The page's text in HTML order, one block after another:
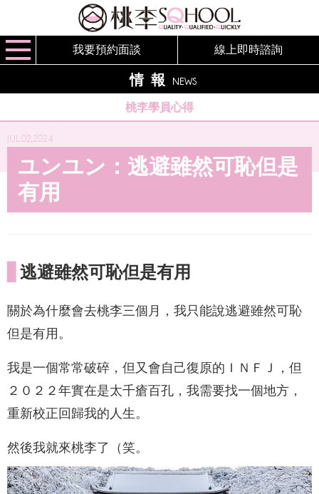
我要預約面談 線上即時諮詢
情報 NEWS
桃李學員心得
JUL.02,2024
ユンユン：逃避雖然可恥但是
有用
逃避雖然可恥但是有用
關於為什麼會去桃李三個月，我只能說逃避雖然可恥
但是有用。
我是一個常常破碎，但又會自己復原的ＩＮＦＪ，但
２０２２年實在是太千瘡百孔，我需要找一個地方，
重新校正回歸我的人生。
然後我就來桃李了（笑。